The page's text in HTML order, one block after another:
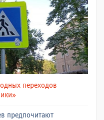
переходов
предпочитают